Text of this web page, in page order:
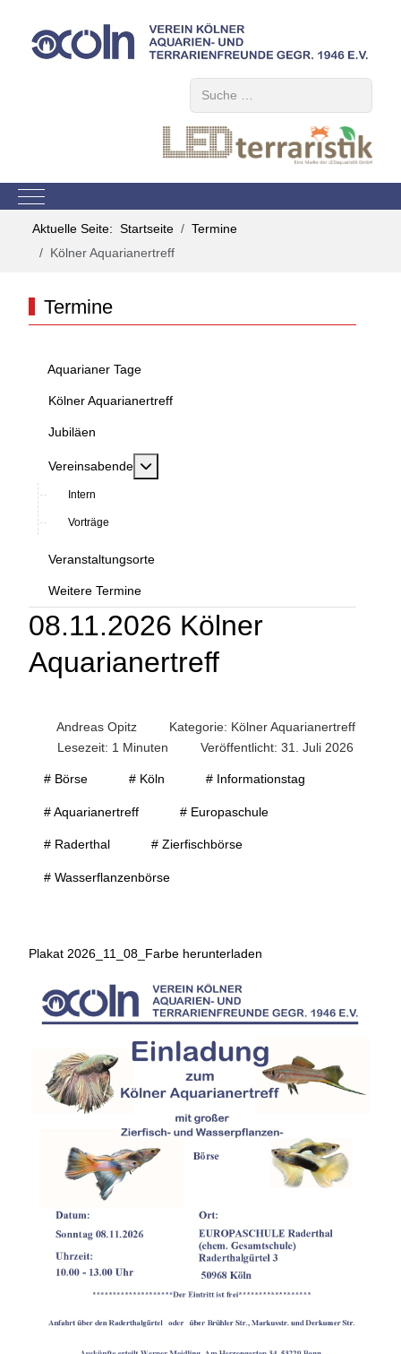
Mobile Menu Toggle
Aktuelle Seite: Startseite
Termine
Kölner Aquarianertreff
Termine
Aquarianer Tage
Kölner Aquarianertreff
Jubiläen
Vereinsabende MOD_MENU_TOGGLE_SUBMENU_LABEL
Intern
Vorträge
Veranstaltungsorte
Weitere Termine
08.11.2026 Kölner
Aquarianertreff
Andreas Opitz Kategorie: Kölner Aquarianertreff
Lesezeit: 1 Minuten
Veröffentlicht: 31. Juli 2026
# Börse # Köln # Informationstag
# Aquarianertreff # Europaschule
# Raderthal # Zierfischbörse
# Wasserflanzenbörse
Plakat 2026_11_08_Farbe herunterladen